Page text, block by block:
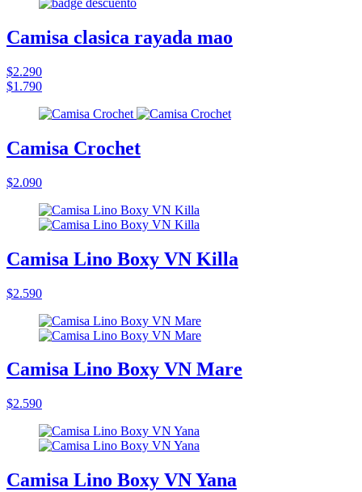
Camisa clasica rayada mao
$2.290
$1.790
Camisa Crochet
$2.090
Camisa Lino Boxy VN Killa
$2.590
Camisa Lino Boxy VN Mare
$2.590
Camisa Lino Boxy VN Yana